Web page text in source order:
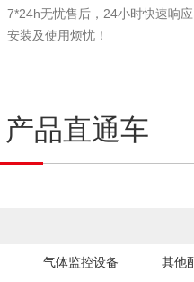
7*24h无忧售后，24小时快速响
安装及使用烦忧！
产品直通车
气体监控设备 其他